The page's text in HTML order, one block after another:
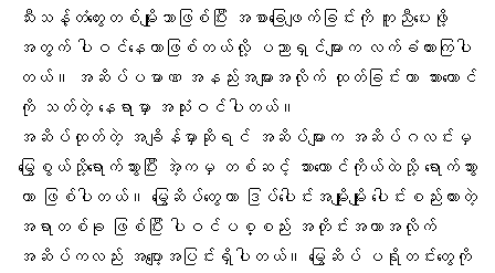
သီးသန့်တံတွေးတစ်မျိုးသာဖြစ်ပြီး အစာခြေဖျက်ခြင်းကို ကူညီပေးဖို့
အတွက် ပါဝင်နေတာဖြစ်တယ်လို့ ပညာရှင်များက လက်ခံထားကြပါ
တယ်။ အဆိပ်ပမာဏ အနည်းအများအလိုက် ထုတ်ခြင်းဟာ သားကောင်
ကို သတ်တဲ့ နေရာမှာ အသုံးဝင်ပါတယ်။
အဆိပ်ထုတ်တဲ့ အချိန်မှာဆိုရင် အဆိပ်များက အဆိပ်ဂလင်းမှ
မြွေစွယ်သို့ရောက်သွားပြီး အဲ့ကမှ တစ်ဆင့် သားကောင်ကိုယ်ထဲသို့ ရောက်သွား
တာ ဖြစ်ပါတယ်။ မြွေဆိပ်တွေဟာ ဒြပ်ပေါင်းအမျိုးမျိုး ပေါင်းစည်းထားတဲ့
အရာတစ်ခု ဖြစ်ပြီး ပါဝင်ပစ္စည်း အတိုင်းအတာအလိုက်
အဆိပ်ကလည်း အပျော့အပြင်းရှိပါတယ်။ မြွေဆိပ် ပရိုတင်းတွေကို